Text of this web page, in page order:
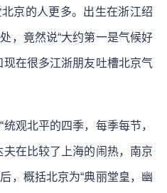
京的人更多。出生在浙江绍
，竟然说“大约第一是气候好
现在很多江浙朋友吐槽北京气
统观北平的四季，每季每节，
在比较了上海的闹热，南京
，概括北京为“典丽堂皇，幽